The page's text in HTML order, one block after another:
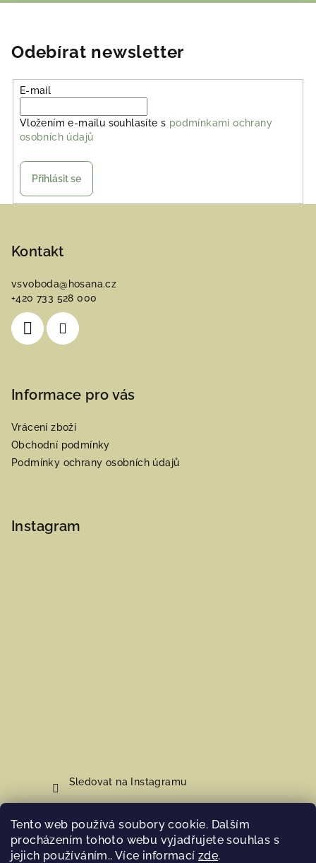
Tento web používá soubory cookie. Dalším
procházením tohoto webu vyjadřujete souhlas s
jejich používáním.. Více informací zde.
Odebírat newsletter
E-mail
Vložením e-mailu souhlasíte s podmínkami ochrany
osobních údajů
Přihlásit se
Kontakt
vsvoboda@ hosana.cz
+420 733 528 000
Informace pro vás
Vrácení zboží
Obchodní podmínky
Podmínky ochrany osobních údajů
Instagram
Sledovat na Instagramu
Nákupní košík